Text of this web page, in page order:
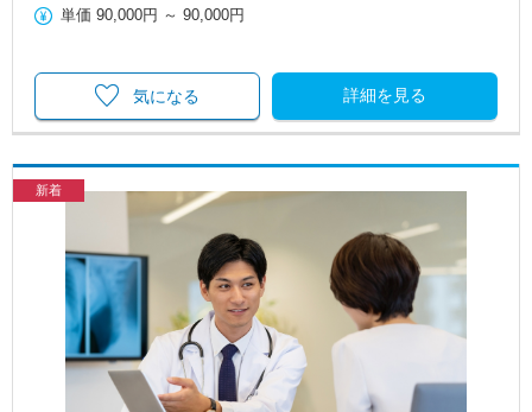
単価 90,000円 ～90,000円
詳細を見る
気になる
新着